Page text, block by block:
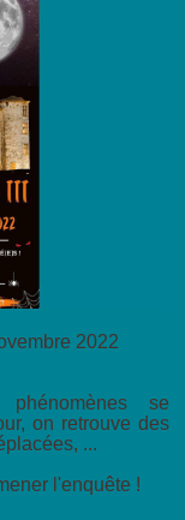
2022
se
on retrouve des
...
l'enquête !